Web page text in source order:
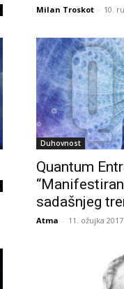
Milan Troskot - 10.
Duhovnost
Quantum
sadašnjeg
Atma - 11. ožujka 2017.